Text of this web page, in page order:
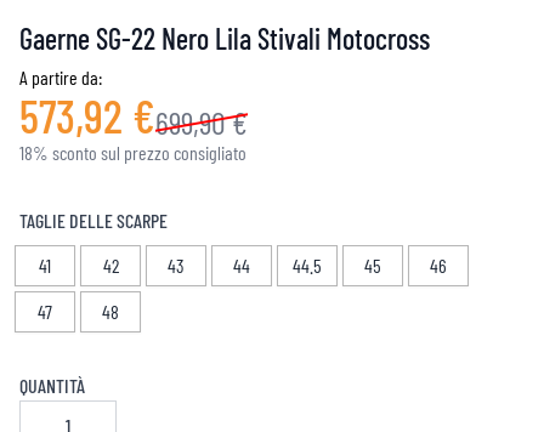
Gaerne SG-22 Nero Lila Stivali Motocross
A partire da:
573,92 €699,90 €
18% sconto sul prezzo consigliato
TAGLIE DELLE SCARPE
41
42 43 44 44.5 45
46
47
48
QUANTITÀ